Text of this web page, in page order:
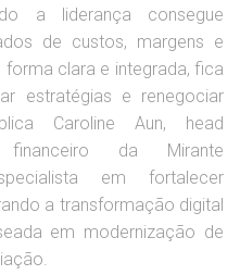
a liderança consegue
de custos, margens e
forma clara e integrada, fica
estratégias e renegociar
Caroline Aun, head
financeiro da Mirante
em fortalecer
a transformação digital
em modernização de